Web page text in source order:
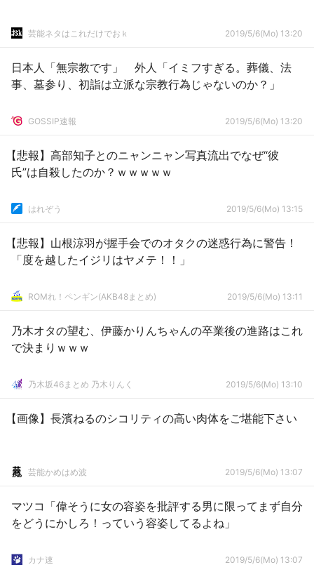
芸能ネタはこれだけでおｋ 2019/5/6(Mo) 13:20
日本人「無宗教です」 外人「イミフすぎる。葬儀、法
事、墓参り、初詣は立派な宗教行為じゃないのか？」
GOSSIP速報 2019/5/6(Mo) 13:20
【悲報】高部知子とのニャンニャン写真流出でなぜ“彼
氏”は自殺したのか？ｗｗｗｗｗ
はれぞう 2019/5/6(Mo) 13:15
【悲報】山根涼羽が握手会でのオタクの迷惑行為に警告！
「度を越したイジリはヤメテ！！」
ROMれ！ペンギン(AKB48まとめ) 2019/5/6(Mo) 13:11
乃木オタの望む、伊藤かりんちゃんの卒業後の進路はこれ
で決まりｗｗｗ
乃木坂46まとめ 乃木りんく 2019/5/6(Mo) 13:10
【画像】長濱ねるのシコリティの高い肉体をご堪能下さい
芸能かめはめ波 2019/5/6(Mo) 13:07
マツコ「偉そうに女の容姿を批評する男に限ってまず自分
をどうにかしろ！っていう容姿してるよね」
カナ速 2019/5/6(Mo) 13:07